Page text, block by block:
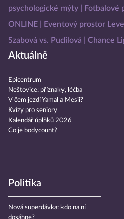
psychologické mýty
Fotbalové
ONLINE
Eventový prostor
Szabová vs. Pudilová
Chance
Aktuálně
Epicentrum
Neštovice: příznaky, léčba
V čem jezdí Yamal a Mesii?
Kvízy pro seniory
Kalendář úplňků 2026
Co je bodycount?
Politika
Nová superdávka: kdo na ní